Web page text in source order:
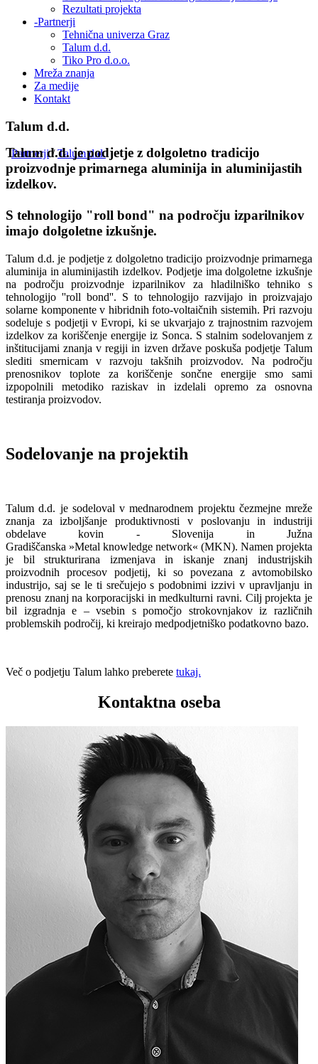
Rezultati projekta
-Partnerji
Tehnična univerza Graz
Talum d.d.
Tiko Pro d.o.o.
Mreža znanja
Za medije
Kontakt
Talum d.d.
Partnerji/Talum d.d.
Talum d.d. je podjetje z dolgoletno tradicijo
proizvodnje primarnega aluminija in aluminijastih
izdelkov.
S tehnologijo "roll bond" na področju izparilnikov
imajo dolgoletne izkušnje.
Talum d.d. je podjetje z dolgoletno tradicijo proizvodnje primarnega
aluminija in aluminijastih izdelkov. Podjetje ima dolgoletne izkušnje
na področju proizvodnje izparilnikov za hladilniško tehniko s
tehnologijo ''roll bond''. S to tehnologijo razvijajo in proizvajajo
solarne komponente v hibridnih foto-voltaičnih sistemih. Pri razvoju
sodeluje s podjetji v Evropi, ki se ukvarjajo z trajnostnim razvojem
izdelkov za koriščenje energije iz Sonca. S stalnim sodelovanjem z
inštitucijami znanja v regiji in izven države poskuša podjetje Talum
slediti smernicam v razvoju takšnih proizvodov. Na področju
prenosnikov toplote za koriščenje sončne energije smo sami
izpopolnili metodiko raziskav in izdelali opremo za osnovna
testiranja proizvodov.
Sodelovanje na projektih
Talum d.d. je sodeloval v mednarodnem projektu čezmejne mreže
znanja za izboljšanje produktivnosti v poslovanju in industriji
obdelave kovin - Slovenija in Južna
Gradiščanska »Metal knowledge network« (MKN). Namen projekta
je bil strukturirana izmenjava in iskanje znanj industrijskih
proizvodnih procesov podjetij, ki so povezana z avtomobilsko
industrijo, saj se le ti srečujejo s podobnimi izzivi v upravljanju in
prenosu znanj na korporacijski in medkulturni ravni. Cilj projekta je
bil izgradnja e – vsebin s pomočjo strokovnjakov iz različnih
problemskih področij, ki kreirajo medpodjetniško podatkovno bazo.
Več o podjetju Talum lahko preberete tukaj.
Kontaktna oseba